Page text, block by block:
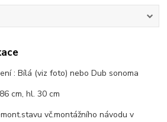
: Bílá (viz foto) nebo Dub sonoma
cm, hl. 30 cm
vč.montážního návodu v